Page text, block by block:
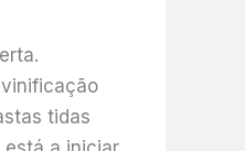
tidas